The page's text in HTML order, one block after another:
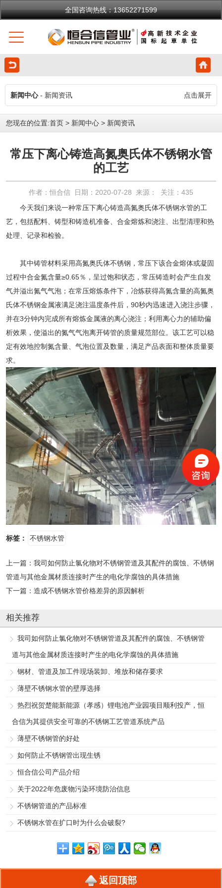
全国咨询热线：13652271599
新闻中心- 新闻资讯 点击展开
您现在的位置:首页 > 新闻中心 > 新闻资讯
常压下离心铸造高氮奥氏体不锈钢水管
的工艺
作者：恒合信 日期：2020-07-28 来源： 关注： 435
今天我们来说一种常压下离心铸造高氮奥氏体不锈钢水管的工
艺，包括配料、铸型和铸造机准备、合金熔炼和浇注、出型清理和热
处理、记录和检验。
其中铸管材料采用高氮奥氏体不锈钢，常压下该合金熔体或凝固
过程中合金氮含量≥0.65％，呈过饱和状态，常压铸造时会产生自发
气并溢出氮气气泡；在常压熔炼条件下，冶炼获得高氮含量的高氮奥
氏体不锈钢金属液满足浇注温度条件后，90秒内迅速进入浇注步骤，
并在3分钟内完成所有熔炼金属液的离心浇注；利用离心力的辅助偏
析效果，使溢出的氮气气泡离开铸管的质量规范部位。该工艺可以稳
定有效地控制氮含量、气泡位置及数量，满足产品表面和整体质量要
求。
标签： 不锈钢水管
上一篇： 我司如何防止氯化物对不锈钢管道及其配件的腐蚀、不锈钢
管道与其他金属材质连接时产生的电化学腐蚀的具体措施
下一篇： 造成不锈钢水管价格差异的原因解析
相关推荐
我司如何防止氯化物对不锈钢管道及其配件的腐蚀、不锈钢管
道与其他金属材质连接时产生的电化学腐蚀的具体措施
钢材、管道及加工件现场装卸、堆放和储存要求
薄壁不锈钢水管的壁厚选择
热烈祝贺楚能新能源（孝感）锂电池产业园项目顺利投产，恒
合信为其提供安全可靠的不锈钢工艺管道系统产品
薄壁不锈钢管的好处
如何防止不锈钢管出现生锈
恒合信公司产品介绍
关于2022年危废物污染环境防治信息
不锈钢管道的产品标准
不锈钢水管在扩口时为什么会破裂?
返回顶部